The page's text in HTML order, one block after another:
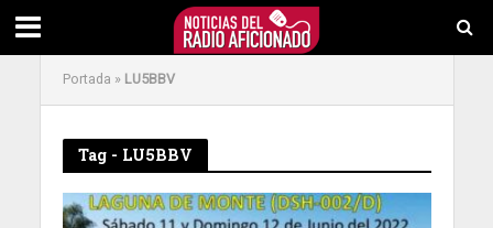
Portada » LU5BBV
Tag - LU5BBV